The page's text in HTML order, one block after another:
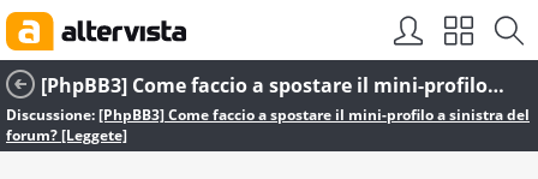
[PhpBB3] Come faccio a spostare il mini-profilo a sinistra del forum? [Leggete]
Discussione:[PhpBB3] Come faccio a spostare il mini-profilo a sinistra del
forum? [Leggete]